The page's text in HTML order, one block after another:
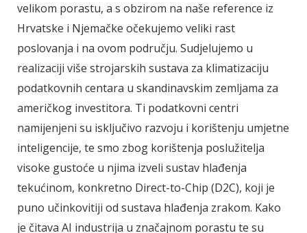
velikom porastu, a s obzirom na naše reference iz
Hrvatske i Njemačke očekujemo veliki rast
poslovanja i na ovom području. Sudjelujemo u
realizaciji više strojarskih sustava za klimatizaciju
podatkovnih centara u skandinavskim zemljama za
američkog investitora. Ti podatkovni centri
namijenjeni su isključivo razvoju i korištenju umjetne
inteligencije, te smo zbog korištenja poslužitelja
visoke gustoće u njima izveli sustav hlađenja
tekućinom, konkretno Direct-to-Chip (D2C), koji je
puno učinkovitiji od sustava hlađenja zrakom. Kako
je čitava AI industrija u značajnom porastu te su